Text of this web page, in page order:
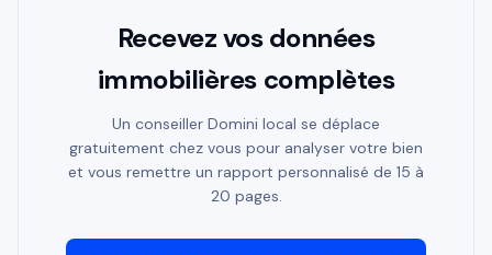
Recevez vos données
immobilières complètes
Un conseiller Domini local se déplace
gratuitement chez vous pour analyser votre bien
et vous remettre un rapport personnalisé de 15 à
20 pages.